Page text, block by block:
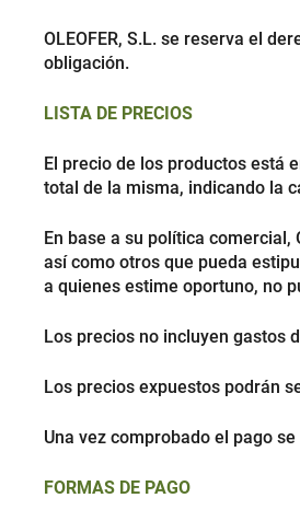
OLEOFER, S.L. se reserva el
obligación.
LISTA DE PRECIOS
El precio de los productos está
total de la misma, indicando la
En base a su política
así como otros que pueda
a quienes estime oportuno, no
Los precios no incluyen gastos
Los precios expuestos podrán
Una vez comprobado el pago
FORMAS DE PAGO